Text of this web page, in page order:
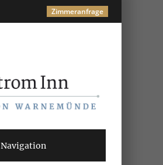
Zimmeranfrage
Navigation